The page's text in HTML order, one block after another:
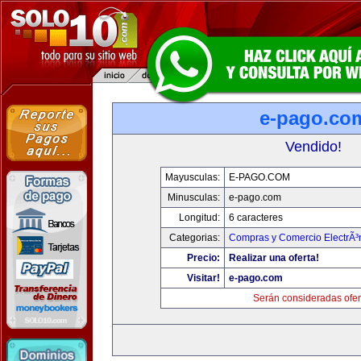
e-
Vendido!
Mayusculas:
E-PAGO.COM
Minusculas:
e-pago.com
Longitud:
6 caracteres
Categorias:
Compras y Comercio
Precio:
Realizar una oferta!
Visitar!
e-pago.com
Serán consideradas